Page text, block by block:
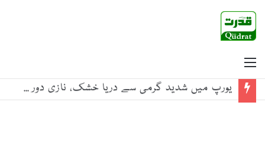
یورپ میں شدید گرمی سے دریا خشک، نازی دور کے ڈوبے جنگی جہاز ظاہر